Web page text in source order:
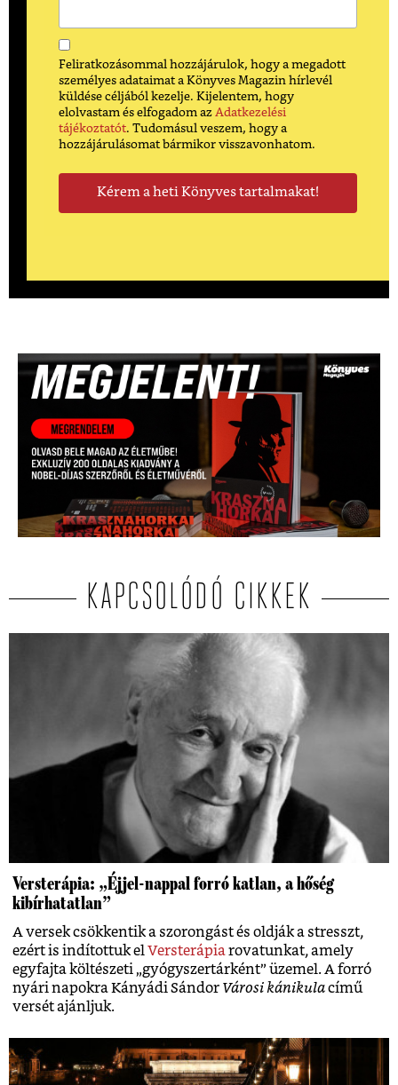
Feliratkozásommal hozzájárulok, hogy a megadott
személyes adataimat a Könyves Magazin hírlevél
küldése céljából kezelje. Kijelentem, hogy
elolvastam és elfogadom az Adatkezelési
tájékoztatót. Tudomásul veszem, hogy a
hozzájárulásomat bármikor visszavonhatom.
KAPCSOLÓDÓ CIKKEK
Versterápia: „Éjjel-nappal forró katlan, a hőség
kibírhatatlan”
A versek csökkentik a szorongást és oldják a stresszt,
ezért is indítottuk el Versterápiarovatunkat, amely
egyfajta költészeti „gyógyszertárként” üzemel. A forró
nyári napokra Kányádi Sándor Városi kánikulacímű
versét ajánljuk.